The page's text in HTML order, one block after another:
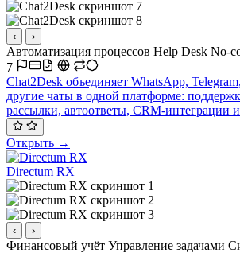
‹ ›
Автоматизация процессов Help Desk No-
7
Chat2Desk объединяет WhatsApp,
другие чаты в одной платформе:
рассылки, автоответы, CRM-интеграции
Открыть →
Directum RX
‹ ›
Финансовый учёт Управление задачами